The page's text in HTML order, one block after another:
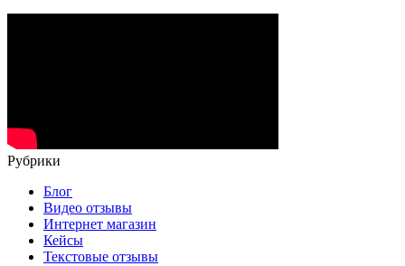
Рубрики
Блог
Видео отзывы
Интернет магазин
Кейсы
Текстовые отзывы